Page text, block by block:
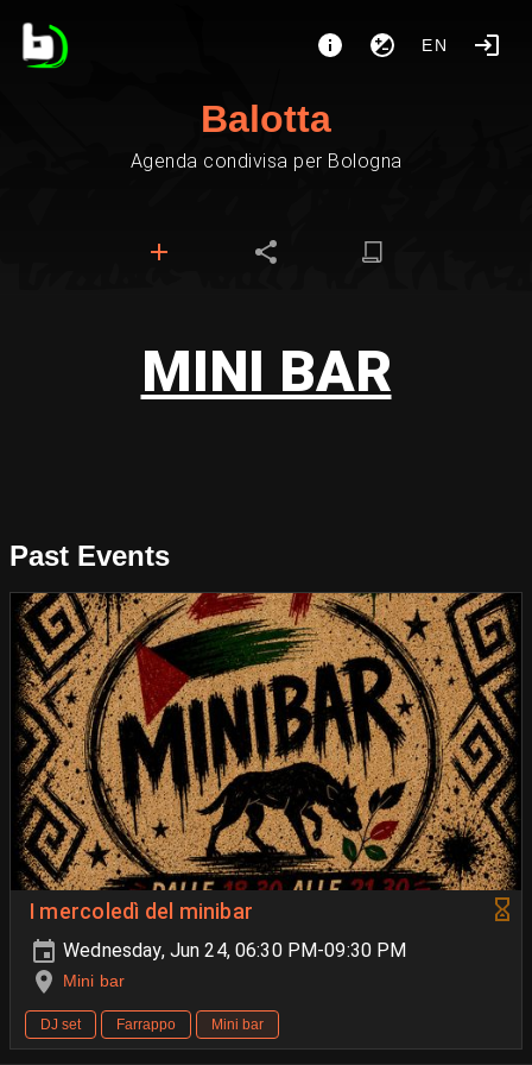
EN
Balotta
Agenda condivisa per Bologna
MINI BAR
Past Events
I mercoledì del minibar
Wednesday, Jun 24, 06:30 PM-09:30 PM
Mini bar
DJ set Farrappo Mini bar